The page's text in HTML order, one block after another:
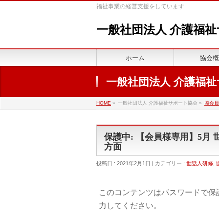
福祉事業の経営支援をしています
一般社団法人 介護福
ホーム 協会
一般社団法人 介護福
HOME » 一般社団法人 介護福祉サポート協会 » 協会
保護中: 【会員様専用】5月
方面
投稿日 : 2021年2月1日 | カテゴリー : 世話人研修
このコンテンツはパスワードで
力してください。